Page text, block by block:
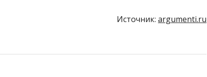
Источник: argumenti.ru